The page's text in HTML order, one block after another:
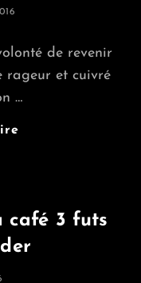
de revenir
rageur et cuivré
…
VEX,
En
Concert
café 3 futs